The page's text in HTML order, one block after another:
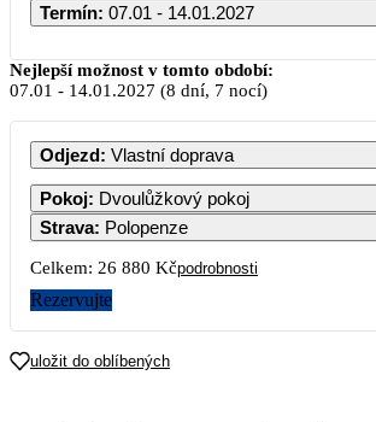
Termín: 07.01 - 14.01.2027
Leden 2027
PO ÚT ST ČT PÁ
1
4
15 060
5
14 520
6
13 980
7 8
11
13 440 13 440 13 440 13 440 13 440
18 19
Nejlepší možnost v tomto období:
07.01 - 14.01.2027 (8 dní, 7 nocí)
Odjezd: Vlastní doprava
Pokoj: Dvoulůžkový pokoj
Strava: Polopenze
Celkem: 26 880 Kčpodrobnosti
Rezervujte
uložit do oblíbených